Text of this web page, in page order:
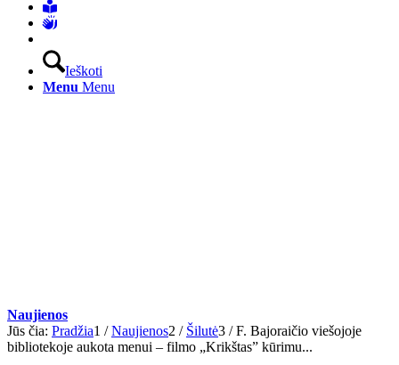
Ieškoti
Menu Menu
Naujienos
Jūs čia: Pradžia1 / Naujienos2 / Šilutė3 / F. Bajoraičio viešojoje
bibliotekoje aukota menui – filmo „Krikštas” kūrimu...